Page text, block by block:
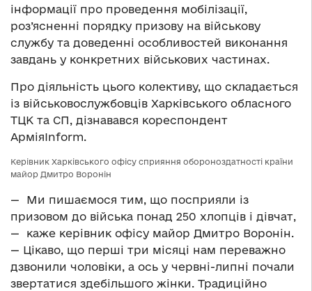
інформації про проведення мобілізації,
роз’ясненні порядку призову на військову
службу та доведенні особливостей виконання
завдань у конкретних військових частинах.
Про діяльність цього колективу, що складається
із військовослужбовців Харківського обласного
ТЦК та СП, дізнавався кореспондент
АрміяInform.
Керівник Харківського офісу сприяння обороноздатності країни
майор Дмитро Воронін
— Ми пишаємося тим, що посприяли із
призовом до війська понад 250 хлопців і дівчат,
— каже керівник офісу майор Дмитро Воронін.
— Цікаво, що перші три місяці нам переважно
дзвонили чоловіки, а ось у червні-липні почали
звертатися здебільшого жінки. Традиційно